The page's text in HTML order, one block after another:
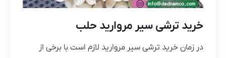
خرید ترشی سیر مروارید حلب
در زمان خرید ترشی سیر مروارید لازم است با برخی از